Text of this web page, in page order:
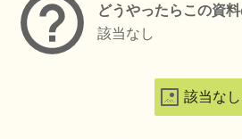
どうやったらこの資
該当なし
該当なし